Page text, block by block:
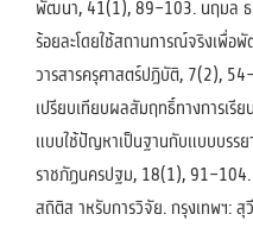
พัฒนา, 41(1), 89–103. นฤมล ธ
ร้อยละโดยใช้สถานการณ์จริงเพื่อ
วารสารครุศาสตร์ปฏิบัติ, 7(2),
เปรียบเทียบผลสัมฤทธิ์ทางการเรี
แบบใช้ปัญหาเป็นฐานกับแบบบรร
ราชภัฏนครปฐม, 18(1),
สถิติส าหรับการวิจัย. กรุงเทพฯ: